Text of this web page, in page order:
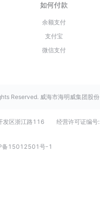
如何付款
余额支付
支付宝
微信支付
Reserved. 威海市海明威集团股份
发区浙江路116 经营许可证编号:
备15012501号-1